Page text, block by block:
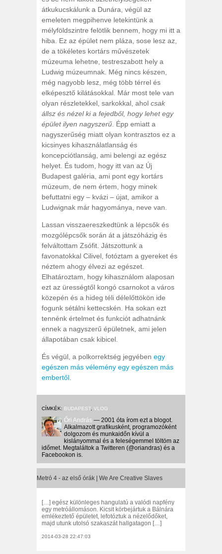
átkukucskálunk a Dunára, végül az
emeleten megpihenve letekintünk a
mélyföldszintre felötlik bennem, hogy mi itt a
hiba. Ez az épület nem pláza, sose lesz az,
de a tökéletes kortárs művészetek
múzeuma lehetne, testreszabott hely a
Ludwig múzeumnak. Még nincs készen,
még nagyobb lesz, még több térrel és
elképesztő kilátásokkal. Már most tele van
olyan részletekkel, sarkokkal, ahol csak
állsz és nézel ki a fejedből, hogy lehet egy
épület ilyen nagyszerű. Épp emiatt a
nagyszerűség miatt olyan kontrasztos ez a
kicsinyes kihasználatlanság és
koncepciótlanság, ami belengi az egész
helyet. És tudom, hogy itt van az Új
Budapest galéria, ami pont egy kortárs
múzeum, de nem értem, hogy minek
befuttatni egy – kvázi – újat, amikor a
Ludwignak már hagyománya, neve van.
Lassan visszaereszkedtünk a lépcsők és
mozgólépcsők során át a játszóházig és
felváltottam Zsófit. Játszottunk a
favonatokkal Cilivel, fotóztam a gyereket és
néztem ahogy élvezi az egészet.
Elhatároztam, hogy kihasználom alaposan
ezt az ürességtől kongó csarnokot a város
közepén és a hideg téli délelőttökön ide
fogunk sétálni kettecskén. Ha sokan ezt
tennénk értelmet és funkciót adhatnánk
ennek a nagyszerű épületnek, ami jelen
állapotában csak kibicel.
És végül, a polkorrektség jegyében egy
egészen más vélemény egy egészen más
embertől.
CÍMKÉK: BUDAPEST, VLOG
Őri András — 2001 óta írom ezt a blogot.
Alkalmazott grafikusként, programozóként
dolgozom és munkaidőn kívül a
kislányommal és a feleségemmel töltöm az
időmet. Megtaláltok a Twitteren (@oriandras) és a
Facebookon is.
Metró 4 - az első órák | We Are Creative Slaves
[…] egész különleges hangulatú a valódi napfény
egy metróállomáson. Kicsit körbejártuk a Bálnára
emlékeztető épületet, lefotóztuk a nézelődőket,
majd utunk utolsó szakaszát hallgatagon […]
2014-03-28 22:47:03